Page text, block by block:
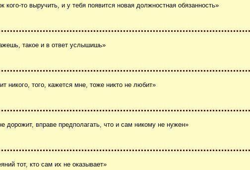
кого-то выручить, и у тебя появится новая должностная обязанность»
такое и в ответ услышишь»
никого, того, кажется мне, тоже никто не любит»
дорожит, вправе предполагать, что и сам никому не нужен»
тот, кто сам их не оказывает»